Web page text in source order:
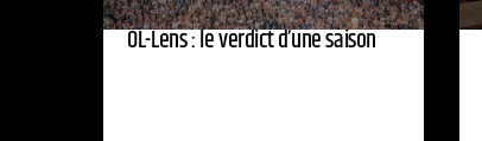
OL-Lens : le verdict d’une saison